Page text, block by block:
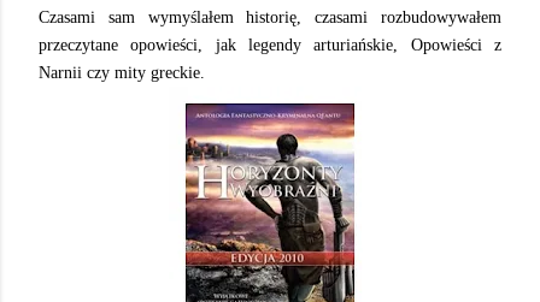
Czasami sam wymyślałem historię, czasami rozbudowywałem
przeczytane opowieści, jak legendy arturiańskie, Opowieści z
Narnii czy mity greckie.